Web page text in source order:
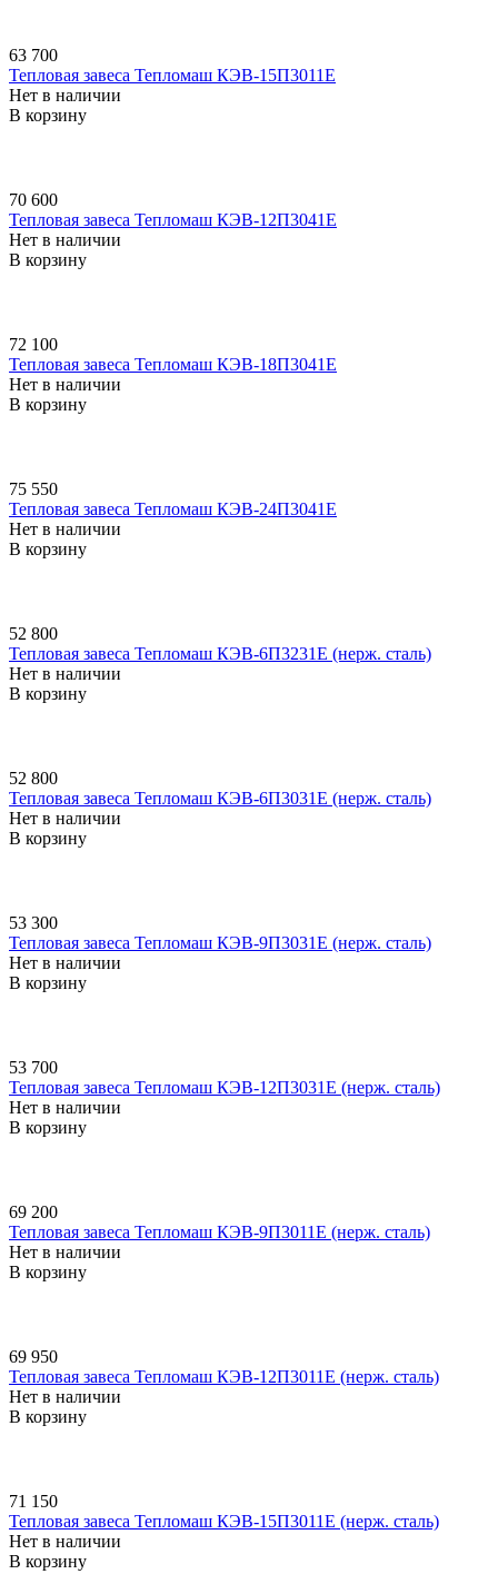
63 700
Тепловая завеса Тепломаш КЭВ-15П3011E
Нет в наличии
В корзину
70 600
Тепловая завеса Тепломаш КЭВ-12П3041E
Нет в наличии
В корзину
72 100
Тепловая завеса Тепломаш КЭВ-18П3041E
Нет в наличии
В корзину
75 550
Тепловая завеса Тепломаш КЭВ-24П3041E
Нет в наличии
В корзину
52 800
Тепловая завеса Тепломаш КЭВ-6П3231E (нерж. сталь)
Нет в наличии
В корзину
52 800
Тепловая завеса Тепломаш КЭВ-6П3031E (нерж. сталь)
Нет в наличии
В корзину
53 300
Тепловая завеса Тепломаш КЭВ-9П3031E (нерж. сталь)
Нет в наличии
В корзину
53 700
Тепловая завеса Тепломаш КЭВ-12П3031E (нерж. сталь)
Нет в наличии
В корзину
69 200
Тепловая завеса Тепломаш КЭВ-9П3011E (нерж. сталь)
Нет в наличии
В корзину
69 950
Тепловая завеса Тепломаш КЭВ-12П3011E (нерж. сталь)
Нет в наличии
В корзину
71 150
Тепловая завеса Тепломаш КЭВ-15П3011E (нерж. сталь)
Нет в наличии
В корзину